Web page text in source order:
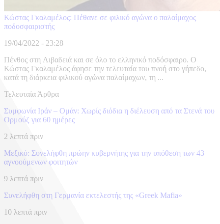
Κώστας Γκαλαμέλος: Πέθανε σε φιλικό αγώνα ο παλαίμαχος
ποδοσφαιριστής
19/04/2022 - 23:28
Πένθος στη Λιβαδειά και σε όλο το ελληνικό ποδόσφαιρο. Ο
Κώστας Γκαλαμέλος άφησε την τελευταία του πνοή στο γήπεδο,
κατά τη διάρκεια φιλικού αγώνα παλαίμαχων, τη ...
Τελευταία Άρθρα
Συμφωνία Ιράν – Ομάν: Χωρίς διόδια η διέλευση από τα Στενά του
Ορμούζ για 60 ημέρες
2 λεπτά πριν
Μεξικό: Συνελήφθη πρώην κυβερνήτης για την υπόθεση των 43
αγνοούμενων φοιτητών
9 λεπτά πριν
Συνελήφθη στη Γερμανία εκτελεστής της «Greek Mafia»
10 λεπτά πριν